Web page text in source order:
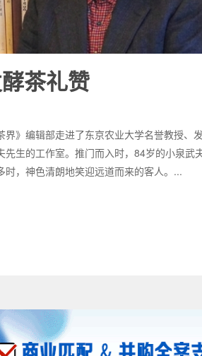
茶礼赞
界》编辑部走进了东京农业大学名誉教授、
先生的工作室。推门而入时，84岁的小泉武
时，神色清朗地笑迎远道而来的客人。...